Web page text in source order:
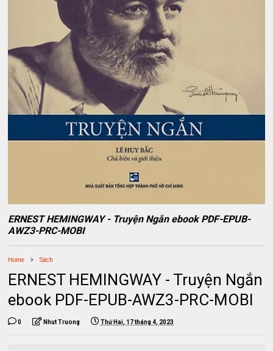
ERNEST HEMINGWAY - Truyện Ngắn ebook PDF-EPUB-
AWZ3-PRC-MOBI
Home Sách
ERNEST HEMINGWAY - Truyện Ngắn
ebook PDF-EPUB-AWZ3-PRC-MOBI
0 Nhut Truong Thứ Hai, 17 tháng 4, 2023